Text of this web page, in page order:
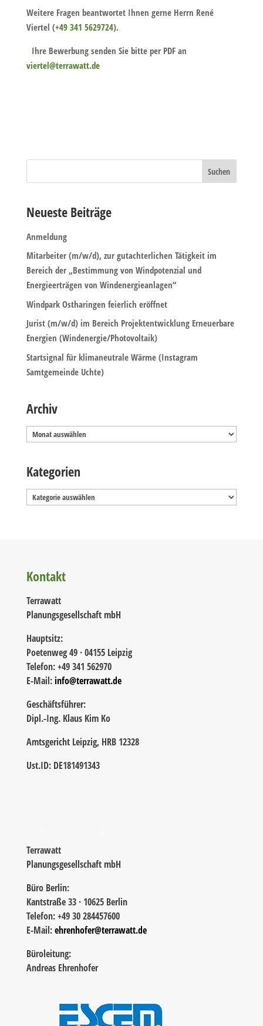
Weitere Fragen beantwortet Ihnen gerne Herrn René
Viertel (+49 341 5629724).
Ihre Bewerbung senden Sie bitte per PDF an
viertel@terrawatt.de
Neueste Beiträge
Anmeldung
Mitarbeiter (m/w/d), zur gutachterlichen Tätigkeit im
Bereich der „Bestimmung von Windpotenzial und
Energieerträgen von Windenergieanlagen“
Windpark Ostharingen feierlich eröffnet
Jurist (m/w/d) im Bereich Projektentwicklung Erneuerbare
Energien (Windenergie/Photovoltaik)
Startsignal für klimaneutrale Wärme (Instagram
Samtgemeinde Uchte)
Archiv
Archiv
Kategorien
Kategorien
Kontakt
Terrawatt
Planungsgesellschaft mbH
Hauptsitz:
Poetenweg 49 · 04155 Leipzig
Telefon: +49 341 562970
E-Mail:info@terrawatt.de
Geschäftsführer:
Dipl.-Ing. Klaus Kim Ko
Amtsgericht Leipzig, HRB 12328
Ust.ID: DE181491343
Terrawatt
Planungsgesellschaft mbH
Büro Berlin:
Kantstraße 33 · 10625 Berlin
Telefon: +49 30 284457600
E-Mail:ehrenhofer@terrawatt.de
Büroleitung:
Andreas Ehrenhofer